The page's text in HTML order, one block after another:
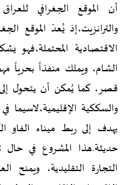
أن الموقع الجغرافي
والترانزيت،إذ يُعدّ الموقع
الاقتصادية المحتملة،فهو
الشام، ويملك منفذاً بحرياً
قصر، كما يُمكن أن يتحول إلى
والسككية
يهدف إلى ربط ميناء الفاو
حديثة.هذا المشروع في حال
التجارة التقليدية، ويمنح